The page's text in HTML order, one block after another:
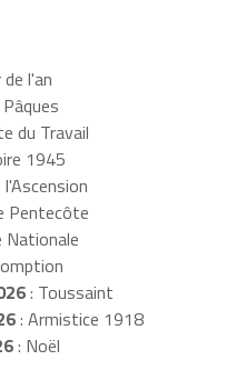
de l'an
du Travail
1945
l'Ascension
Pentecôte
Nationale
: Toussaint
: Armistice 1918
: Noël